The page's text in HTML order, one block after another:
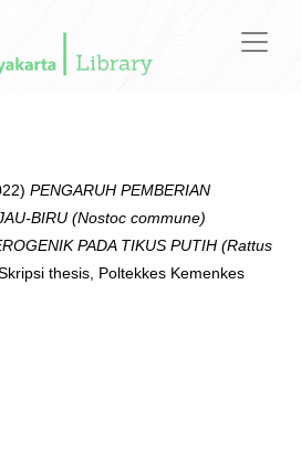
PENGARUH PEMBERIAN
BIRU (Nostoc commune)
PADA TIKUS PUTIH (Rattus
thesis, Poltekkes Kemenkes